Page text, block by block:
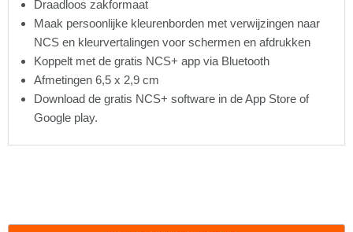
Draadloos zakformaat
Maak persoonlijke kleurenborden met verwijzingen naar
NCS en kleurvertalingen voor schermen en afdrukken
Koppelt met de gratis NCS+ app via Bluetooth
Afmetingen 6,5 x 2,9 cm
Download de gratis NCS+ software in de App Store of
Google play.